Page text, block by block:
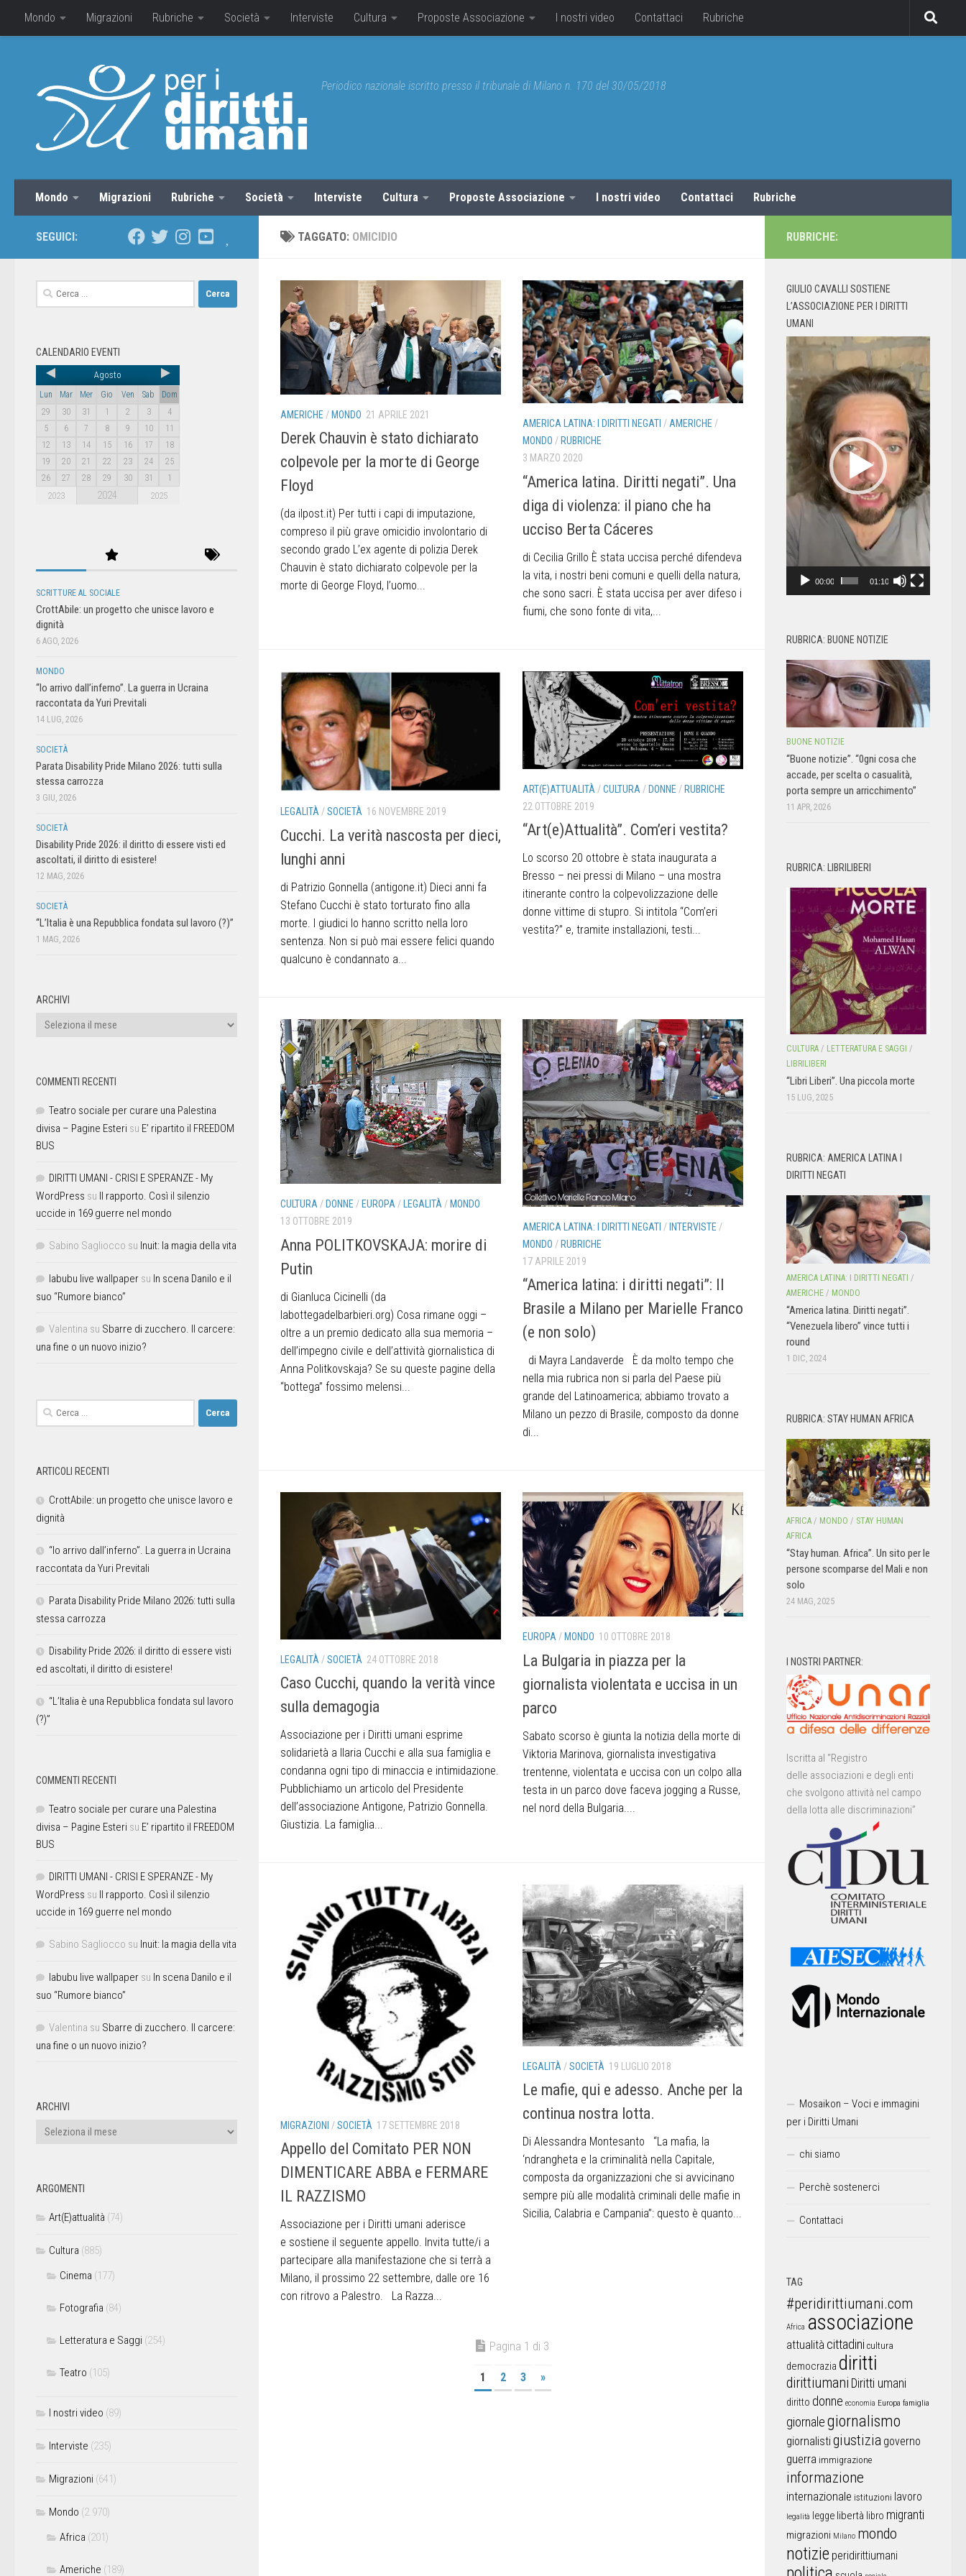
Mondo Migrazioni Rubriche Società Interviste Cultura Proposte Associazione I nostri video Contattaci Rubriche
Periodico nazionale iscritto presso il tribunale di Milano n. 170 del 30/05/2018
Mondo Migrazioni Rubriche Società Interviste Cultura Proposte Associazione I nostri video Contattaci Rubriche
TAGGATO: OMICIDIO
AMERICHE / MONDO 21 APRILE 2021
Derek Chauvin è stato dichiarato
colpevole per la morte di George
Floyd
(da ilpost.it) Per tutti i capi di imputazione,
compreso il più grave omicidio involontario di
secondo grado L’ex agente di polizia Derek
Chauvin è stato dichiarato colpevole per la
morte di George Floyd, l’uomo...
AMERICA LATINA: I DIRITTI NEGATI /AMERICHE /
MONDO / RUBRICHE
3 MARZO 2020
“America latina. Diritti negati”. Una
diga di violenza: il piano che ha
ucciso Berta Cáceres
di Cecilia Grillo È stata uccisa perché difendeva
la vita, i nostri beni comuni e quelli della natura,
che sono sacri. È stata uccisa per aver difeso i
fiumi, che sono fonte di vita,...
LEGALITÀ/SOCIETÀ 16 NOVEMBRE 2019
Cucchi. La verità nascosta per dieci,
lunghi anni
di Patrizio Gonnella (antigone.it) Dieci anni fa
Stefano Cucchi è stato torturato fino alla
morte. I giudici lo hanno scritto nella loro
sentenza. Non si può mai essere felici quando
qualcuno è condannato a...
ART(E)ATTUALITÀ /CULTURA / DONNE / RUBRICHE
22 OTTOBRE 2019
“Art(e)Attualità”. Com’eri vestita?
Lo scorso 20 ottobre è stata inaugurata a
Bresso – nei pressi di Milano – una mostra
itinerante contro la colpevolizzazione delle
donne vittime di stupro. Si intitola “Com’eri
vestita?” e, tramite installazioni, testi...
CULTURA/ DONNE / EUROPA/ LEGALITÀ/ MONDO
13 OTTOBRE 2019
Anna POLITKOVSKAJA: morire di
Putin
di Gianluca Cicinelli (da
labottegadelbarbieri.org) Cosa rimane oggi –
oltre a un premio dedicato alla sua memoria –
dell’impegno civile e dell’attività giornalistica di
Anna Politkovskaja? Se su queste pagine della
“bottega” fossimo melensi...
AMERICA LATINA: I DIRITTI NEGATI / INTERVISTE /
MONDO / RUBRICHE
17 APRILE 2019
“America latina: i diritti negati”: Il
Brasile a Milano per Marielle Franco
(e non solo)
di Mayra Landaverde È da molto tempo che
nella mia rubrica non si parla del Paese più
grande del Latinoamerica; abbiamo trovato a
Milano un pezzo di Brasile, composto da donne
di...
LEGALITÀ /SOCIETÀ 24 OTTOBRE 2018
Caso Cucchi, quando la verità vince
sulla demagogia
Associazione per i Diritti umani esprime
solidarietà a Ilaria Cucchi e alla sua famiglia e
condanna ogni tipo di minaccia e intimidazione.
Pubblichiamo un articolo del Presidente
dell’associazione Antigone, Patrizio Gonnella.
Giustizia. La famiglia...
EUROPA/ MONDO 10 OTTOBRE 2018
La Bulgaria in piazza per la
giornalista violentata e uccisa in un
parco
Sabato scorso è giunta la notizia della morte di
Viktoria Marinova, giornalista investigativa
trentenne, violentata e uccisa con un colpo alla
testa in un parco dove faceva jogging a Russe,
nel nord della Bulgaria....
MIGRAZIONI /SOCIETÀ 17 SETTEMBRE 2018
Appello del Comitato PER NON
DIMENTICARE ABBA e FERMARE
IL RAZZISMO
Associazione per i Diritti umani aderisce
e sostiene il seguente appello. Invita tutte/i a
partecipare alla manifestazione che si terrà a
Milano, il prossimo 22 settembre, dalle ore 16
con ritrovo a Palestro. La Razza...
LEGALITÀ /SOCIETÀ 19 LUGLIO 2018
Le mafie, qui e adesso. Anche per la
continua nostra lotta.
Di Alessandra Montesanto “La mafia, la
‘ndrangheta e la criminalità nella Capitale,
composta da organizzazioni che si avvicinano
sempre più alle modalità criminali delle mafie in
Sicilia, Calabria e Campania”: questo è quanto...
Pagina 1 di 3
1 2 3 »
SEGUICI:
CALENDARIO EVENTI
Agosto
Lun Mar Mer Gio Ven Sab
Dom
29
30 31 1 2 3
4
5
6 7 8 9 10
11
12
13 14 15 16 17
18
19
20 21 22 23 24
25
26
27 28 29 30 31 1
2023 2024 2025
SCRITTURE AL SOCIALE
CrottAbile: un progetto che unisce lavoro e
dignità
6 AGO, 2026
MONDO
“Io arrivo dall’inferno”. La guerra in Ucraina
raccontata da Yuri Previtali
14 LUG, 2026
SOCIETÀ
Parata Disability Pride Milano 2026: tutti sulla
stessa carrozza
3 GIU, 2026
SOCIETÀ
Disability Pride 2026: il diritto di essere visti ed
ascoltati, il diritto di esistere!
12 MAG, 2026
SOCIETÀ
“L’Italia è una Repubblica fondata sul lavoro (?)”
1 MAG, 2026
ARCHIVI
COMMENTI RECENTI
Teatro sociale per curare una Palestina
divisa – Pagine Esteri su E’ ripartito il FREEDOM
BUS
DIRITTI UMANI - CRISI E SPERANZE - My
WordPress su Il rapporto. Così il silenzio
uccide in 169 guerre nel mondo
Sabino Sagliocco su Inuit: la magia della vita
labubu live wallpaper su In scena Danilo e il
suo “Rumore bianco”
Valentina su Sbarre di zucchero. Il carcere:
una fine o un nuovo inizio?
ARTICOLI RECENTI
CrottAbile: un progetto che unisce lavoro e
dignità
“Io arrivo dall’inferno”. La guerra in Ucraina
raccontata da Yuri Previtali
Parata Disability Pride Milano 2026: tutti sulla
stessa carrozza
Disability Pride 2026: il diritto di essere visti
ed ascoltati, il diritto di esistere!
“L’Italia è una Repubblica fondata sul lavoro
(?)”
COMMENTI RECENTI
Teatro sociale per curare una Palestina
divisa – Pagine Esteri su E’ ripartito il FREEDOM
BUS
DIRITTI UMANI - CRISI E SPERANZE - My
WordPress su Il rapporto. Così il silenzio
uccide in 169 guerre nel mondo
Sabino Sagliocco su Inuit: la magia della vita
labubu live wallpaper su In scena Danilo e il
suo “Rumore bianco”
Valentina su Sbarre di zucchero. Il carcere:
una fine o un nuovo inizio?
ARCHIVI
ARGOMENTI
Art(E)attualità (74)
Cultura (885)
Cinema (177)
Fotografia (84)
Letteratura e Saggi (254)
Teatro (105)
I nostri video (89)
Interviste (235)
Migrazioni (641)
Mondo (2.970)
Africa (201)
Americhe (189)
RUBRICHE:
GIULIO CAVALLI SOSTIENE
L’ASSOCIAZIONE PER I DIRITTI
UMANI
Video
Player
00:00 01:10
RUBRICA: BUONE NOTIZIE
BUONE NOTIZIE
“Buone notizie”. “0gni cosa che
accade, per scelta o casualità,
porta sempre un arricchimento”
11 APR, 2026
RUBRICA: LIBRILIBERI
CULTURA / LETTERATURA E SAGGI /
LIBRILIBERI
“Libri Liberi”. Una piccola morte
15 LUG, 2025
RUBRICA: AMERICA LATINA I
DIRITTI NEGATI
AMERICA LATINA: I DIRITTI NEGATI /
AMERICHE / MONDO
“America latina. Diritti negati”.
“Venezuela libero” vince tutti i
round
1 DIC, 2024
RUBRICA: STAY HUMAN AFRICA
AFRICA / MONDO / STAY HUMAN
AFRICA
“Stay human. Africa”. Un sito per le
persone scomparse del Mali e non
solo
24 MAG, 2025
I NOSTRI PARTNER:
Iscritta al “Registro
delle associazioni e degli enti
che svolgono attività nel campo
della lotta alle discriminazioni”
Mosaikon – Voci e immagini
per i Diritti Umani
chi siamo
Perchè sostenerci
Contattaci
TAG
#peridirittiumani.com
Africa associazione
attualità cittadini cultura
democrazia diritti
dirittiumani Diritti umani
diritto donne economia Europa famiglia
giornalegiornalismo
giornalistigiustizia governo
guerra immigrazione
informazione
internazionale istituzioni lavoro
legalità legge libertà libro migranti
migrazioni Milano mondo
notizie peridirittiumani